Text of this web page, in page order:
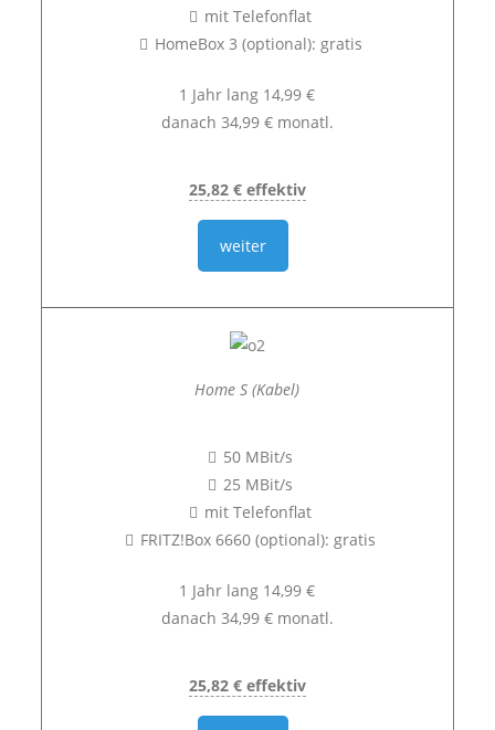
mit Telefonflat
HomeBox 3 (optional): gratis
1 Jahr lang 14,99 €
danach 34,99 € monatl.
25,82 € effektiv
weiter
Home S (Kabel)
50 MBit/s
25 MBit/s
mit Telefonflat
FRITZ!Box 6660 (optional): gratis
1 Jahr lang 14,99 €
danach 34,99 € monatl.
25,82 € effektiv